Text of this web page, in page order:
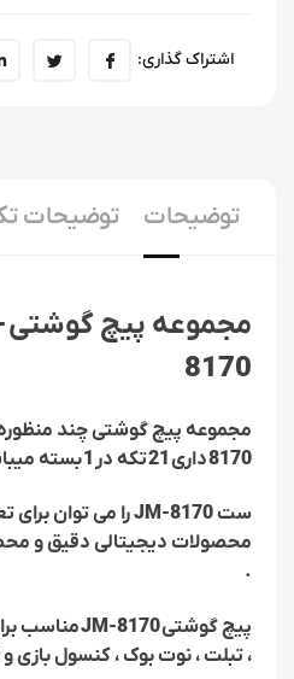
اشتراک گذاری:
توضیحات توضیحات
مجموعه پیچ گوشتی
8170
مجموعه پیچ گوشتی چند
8170داری21تکه در1بسته
ستJM-8170را می توان برای
محصولات دیجیتالی دقیق و
.
پیچ گوشتیJM-8170مناسب
، تبلت ، نوت بوک ، کنسول بازی و